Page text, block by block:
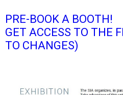
PRE-BOOK A BOOTH!
GET ACCESS TO THE
TO CHANGES)